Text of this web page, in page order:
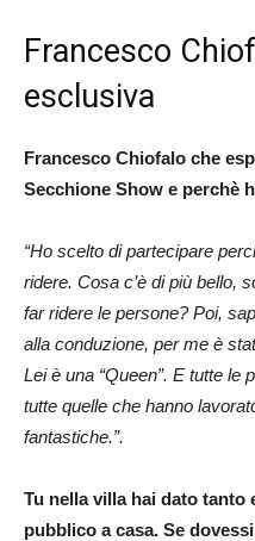
Francesco
esclusiva
Francesco Chiofalo che
Secchione Show e perchè
“Ho scelto di partecipare
ridere. Cosa c’è di più bello,
far ridere le persone? Poi,
alla conduzione, per me è
Lei è una “Queen”. E tutte le
tutte quelle che hanno
fantastiche.”.
Tu nella villa hai dato
pubblico a casa. Se